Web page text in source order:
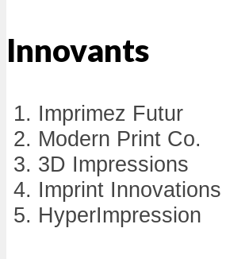
Innovants
Imprimez Futur
Modern Print Co.
3D Impressions
Imprint Innovations
HyperImpression